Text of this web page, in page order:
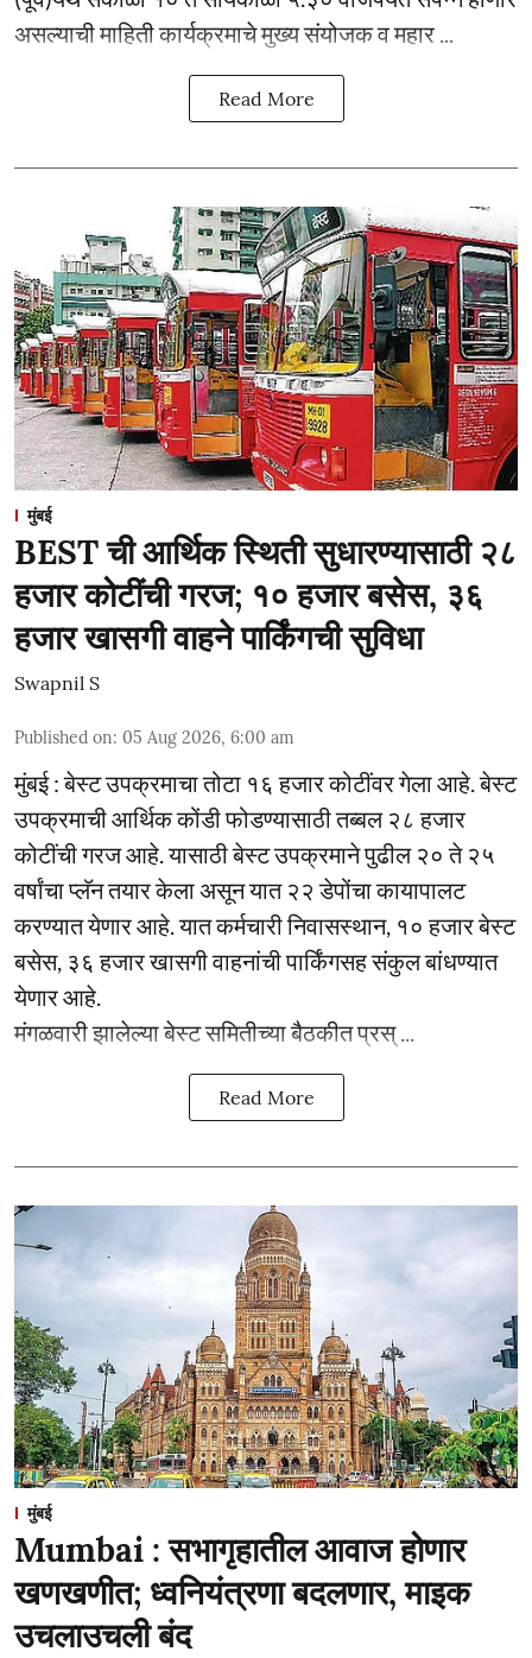
असल्याची माहिती कार्यक्रमाचे मुख्य संयोजक व महार ...
Read More
मुंबई
BEST ची आर्थिक स्थिती सुधारण्यासाठी २८
हजार कोटींची गरज; १० हजार बसेस, ३६
हजार खासगी वाहने पार्किंगची सुविधा
Swapnil S
Published on: 05 Aug 2026, 6:00 am
मुंबई : बेस्ट उपक्रमाचा तोटा १६ हजार कोटींवर गेला आहे. बेस्ट
उपक्रमाची आर्थिक कोंडी फोडण्यासाठी तब्बल २८ हजार
कोटींची गरज आहे. यासाठी बेस्ट उपक्रमाने पुढील २० ते २५
वर्षांचा प्लॅन तयार केला असून यात २२ डेपोंचा कायापालट
करण्यात येणार आहे. यात कर्मचारी निवासस्थान, १० हजार बेस्ट
बसेस, ३६ हजार खासगी वाहनांची पार्किंगसह संकुल बांधण्यात
येणार आहे.
मंगळवारी झालेल्या बेस्ट समितीच्या बैठकीत प्रस् ...
Read More
मुंबई
Mumbai : सभागृहातील आवाज होणार
खणखणीत; ध्वनियंत्रणा बदलणार, माइक
उचलाउचली बंद